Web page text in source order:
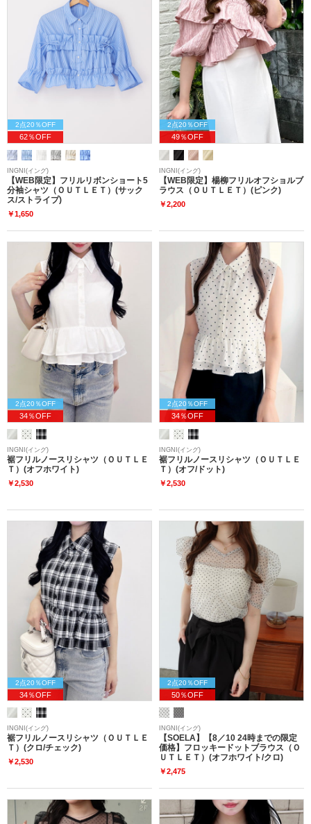
2点20％OFF
62％OFF
INGNI(イング)
【WEB限定】フリルリボンショート5
分袖シャツ（ＯＵＴＬＥＴ）(サック
ス/ストライプ)
￥1,650
2点20％OFF
49％OFF
INGNI(イング)
【WEB限定】楊柳フリルオフショルブ
ラウス（ＯＵＴＬＥＴ）(ピンク)
￥2,200
2点20％OFF
34％OFF
INGNI(イング)
裾フリルノースリシャツ（ＯＵＴＬＥ
Ｔ）(オフホワイト)
￥2,530
2点20％OFF
34％OFF
INGNI(イング)
裾フリルノースリシャツ（ＯＵＴＬＥ
Ｔ）(オフ/ドット)
￥2,530
2点20％OFF
34％OFF
INGNI(イング)
裾フリルノースリシャツ（ＯＵＴＬＥ
Ｔ）(クロ/チェック)
￥2,530
2点20％OFF
50％OFF
INGNI(イング)
【SOELA】【8／10 24時までの限定
価格】フロッキードットブラウス（Ｏ
ＵＴＬＥＴ）(オフホワイト/クロ)
￥2,475